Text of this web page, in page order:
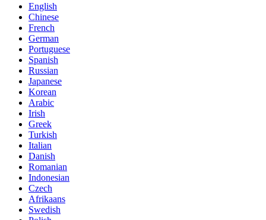
English
Chinese
French
German
Portuguese
Spanish
Russian
Japanese
Korean
Arabic
Irish
Greek
Turkish
Italian
Danish
Romanian
Indonesian
Czech
Afrikaans
Swedish